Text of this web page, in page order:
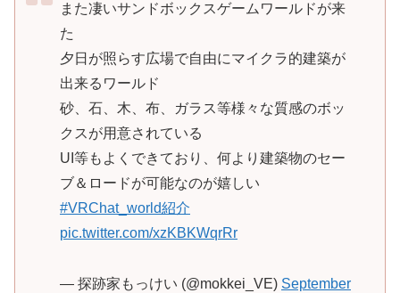
また凄いサンドボックスゲームワールドが来
た
夕日が照らす広場で自由にマイクラ的建築が
出来るワールド
砂、石、木、布、ガラス等様々な質感のボッ
クスが用意されている
UI等もよくできており、何より建築物のセー
ブ＆ロードが可能なのが嬉しい
#VRChat_world紹介
pic.twitter.com/xzKBKWqrRr
— 探跡家もっけい (@mokkei_VE) September